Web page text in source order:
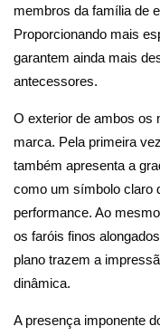
membros da família de
Proporcionando mais
garantem ainda mais
antecessores.
O exterior de ambos os
marca. Pela primeira
também apresenta a
como um símbolo claro
performance. Ao
os faróis finos
plano trazem a
dinâmica.
A presença imponente